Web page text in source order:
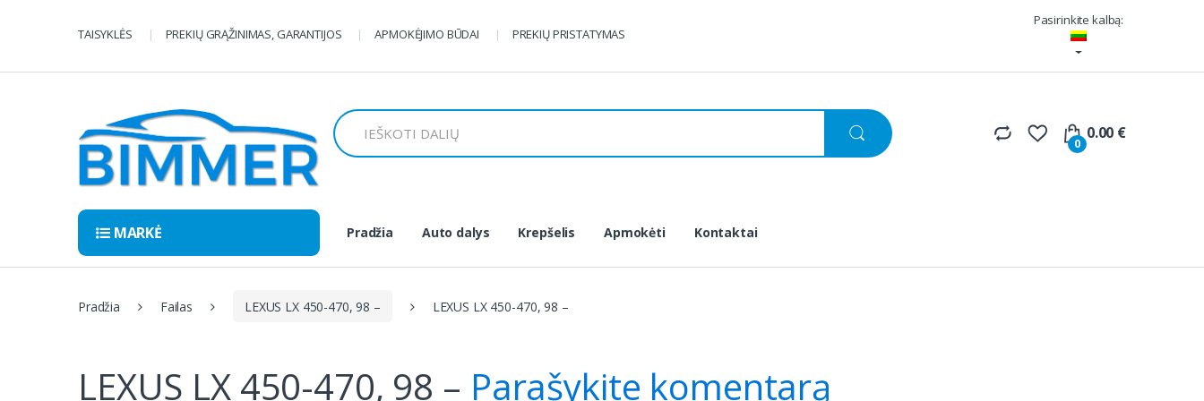
TAISYKLĖS PREKIŲ GRĄŽINIMAS, GARANTIJOS APMOKĖJIMO BŪDAI PREKIŲ PRISTATYMAS
Pasirinkite kalbą:
Ieškoti:
0
0.00 €
MARKĖ Pradžia Auto dalys Krepšelis Apmokėti Kontaktai
Pradžia Failas LEXUS LX 450-470, 98 – LEXUS LX 450-470, 98 –
LEXUS LX 450-470, 98 – Parašykite komentarą